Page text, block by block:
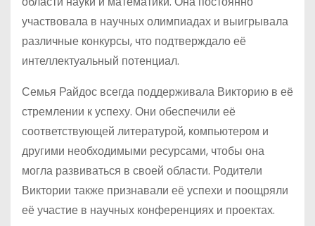
участвовала в научных олимпиадах и выигрывала
различные конкурсы, что подтверждало её
интеллектуальный потенциал.
Семья Райдос всегда поддерживала Викторию в её
стремлении к успеху. Они обеспечили её
соответствующей литературой, компьютером и
другими необходимыми ресурсами, чтобы она
могла развиваться в своей области. Родители
Виктории также признавали её успехи и поощряли
её участие в научных конференциях и проектах.